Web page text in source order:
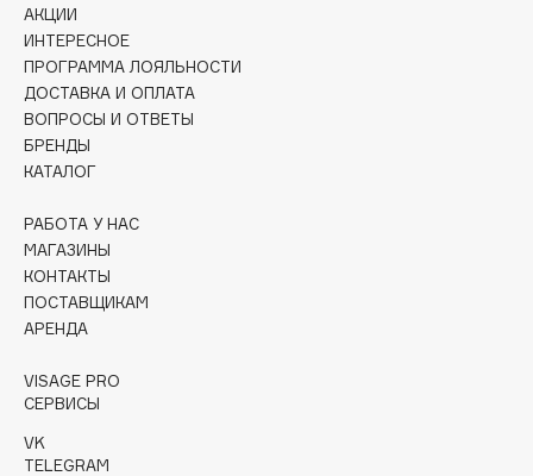
Collagenina
Consly
Corimo
CosRX
Cottolina
Crescina
Curaprox
D
d'Alba
DABO
DARLING*
АКЦИИ
ИНТЕРЕСНОЕ
ПРОГРАММА ЛОЯЛЬНОСТИ
ДОСТАВКА И ОПЛАТА
ВОПРОСЫ И ОТВЕТЫ
БРЕНДЫ
КАТАЛОГ
РАБОТА У НАС
МАГАЗИНЫ
КОНТАКТЫ
ПОСТАВЩИКАМ
АРЕНДА
VISAGE PRO
СЕРВИСЫ
VK
TELEGRAM